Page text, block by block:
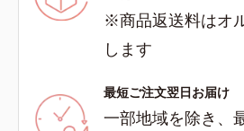
※商品返送料はオ
します
最短ご注文翌日お届け
一部地域を除き、